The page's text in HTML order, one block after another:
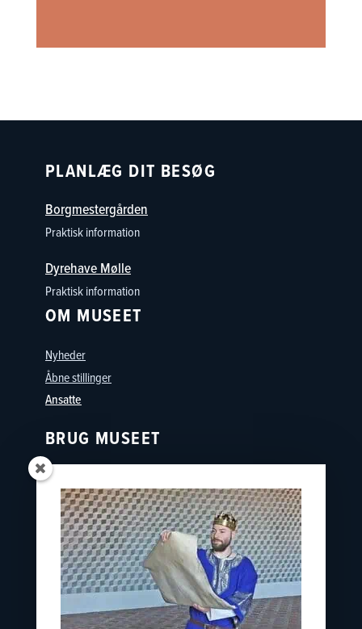
PLANLÆG DIT BESØG
Borgmestergården
Praktisk information
Dyrehave Mølle
Praktisk information
OM MUSEET
Nyheder
Åbne stillinger
Ansatte
BRUG MUSEET
Oplevelser
Skoler
Østfyns Museer
Nyborg Museumsforening
KONTAKT
nyborgslot@ostfynsmuseer.dk